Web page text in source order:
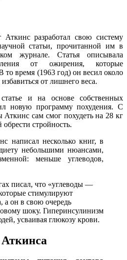
Аткинс разработал свою систему
статьи, прочитанной им в
журнале. Статья описывала
от ожирения, которые
то время (1963 год) он весил около
от лишнего веса.
и на основе собственных
новую программу похудения. С
сам смог похудеть на 28 кг
стройность.
написал несколько книг, в
небольшими нюансами,
меньше углеводов,
писал, что «углеводы —
стимулируют
а он в свою очередь
шоку. Гиперинсулинизм
усваивая глюкозу крови.